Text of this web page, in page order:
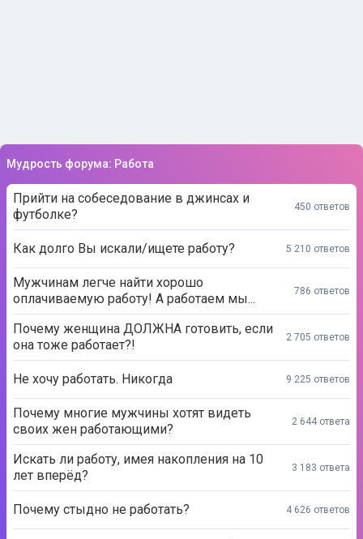
Мудрость форума: Работа
Прийти на собеседование в джинсах и
футболке?
450 ответов
Как долго Вы искали/ищете работу? 5 210 ответов
Мужчинам легче найти хорошо
оплачиваемую работу! А работаем мы...
786 ответов
Почему женщина ДОЛЖНА готовить, если
она тоже работает?!
2 705 ответов
Не хочу работать. Никогда 9 225 ответов
Почему многие мужчины хотят видеть
своих жен работающими?
2 644 ответа
Искать ли работу, имея накопления на 10
лет вперёд?
3 183 ответа
Почему стыдно не работать? 4 626 ответов